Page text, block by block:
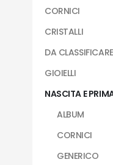
CORNICI
CRISTALLI
DA CLASSIFICARE
GIOIELLI
NASCITA E
ALBUM
CORNICI
GENERICO